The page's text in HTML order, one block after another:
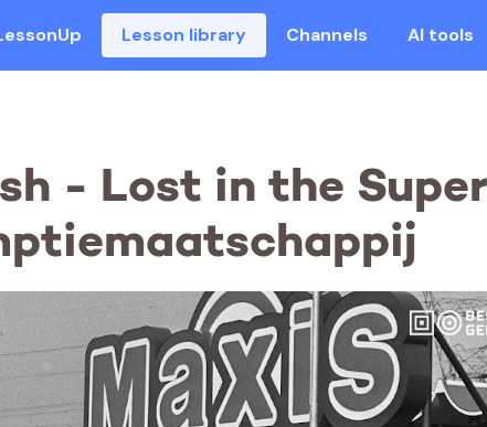
Lesson library Channels AI tools
- Lost in the